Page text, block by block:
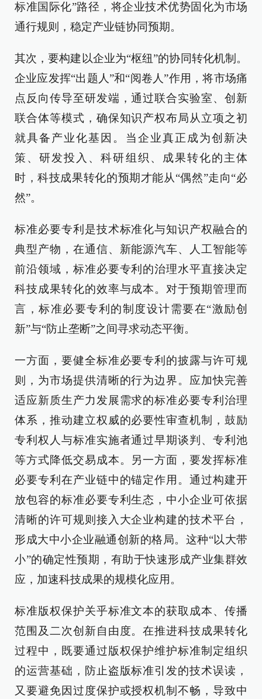
标准国际化”路径，将企业技术优势固化为市场
通行规则，稳定产业链协同预期。
其次，要构建以企业为“枢纽”的协同转化机制。
企业应发挥“出题人”和“阅卷人”作用，将市场痛
点反向传导至研发端，通过联合实验室、创新
联合体等模式，确保知识产权布局从立项之初
就具备产业化基因。当企业真正成为创新决
策、研发投入、科研组织、成果转化的主体
时，科技成果转化的预期才能从“偶然”走向“必
然”。
标准必要专利是技术标准化与知识产权融合的
典型产物，在通信、新能源汽车、人工智能等
前沿领域，标准必要专利的治理水平直接决定
科技成果转化的效率与成本。对于预期管理而
言，标准必要专利的制度设计需要在“激励创
新”与“防止垄断”之间寻求动态平衡。
一方面，要健全标准必要专利的披露与许可规
则，为市场提供清晰的行为边界。应加快完善
适应新质生产力发展需求的标准必要专利治理
体系，推动建立权威的必要性审查机制，鼓励
专利权人与标准实施者通过早期谈判、专利池
等方式降低交易成本。另一方面，要发挥标准
必要专利在产业链中的锚定作用。通过构建开
放包容的标准必要专利生态，中小企业可依据
清晰的许可规则接入大企业构建的技术平台，
形成大中小企业融通创新的格局。这种“以大带
小”的确定性预期，有助于快速形成产业集群效
应，加速科技成果的规模化应用。
标准版权保护关乎标准文本的获取成本、传播
范围及二次创新自由度。在推进科技成果转化
过程中，既要通过版权保护维护标准制定组织
的运营基础，防止盗版标准引发的技术误读，
又要避免因过度保护或授权机制不畅，导致中